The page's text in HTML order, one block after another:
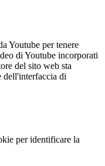
Youtube per tenere
di Youtube incorporati
del sito web sta
dell'interfaccia di
per identificare la